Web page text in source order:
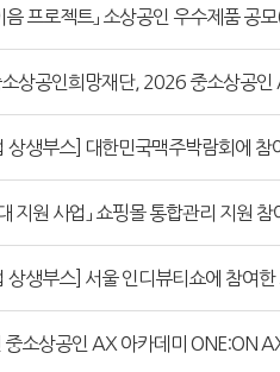
음 프로젝트」 소상공인 우수제품 공
소상공인희망재단, 2026 중소상공
상생부스] 대한민국맥주박람회에 참
지원 사업」 쇼핑몰 통합관리 지원
상생부스] 서울 인디뷰티쇼에 참여한
소상공인 AX 아카데미 ONE:ON